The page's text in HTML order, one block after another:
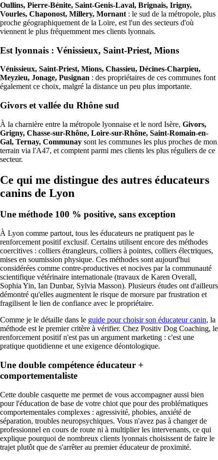
Oullins, Pierre-Bénite, Saint-Genis-Laval, Brignais, Irigny,
Vourles, Chaponost, Millery, Mornant : le sud de la métropole, plus
proche géographiquement de la Loire, est l'un des secteurs d'où
viennent le plus fréquemment mes clients lyonnais.
Est lyonnais : Vénissieux, Saint-Priest, Mions
Vénissieux, Saint-Priest, Mions, Chassieu, Décines-Charpieu,
Meyzieu, Jonage, Pusignan : des propriétaires de ces communes font
également ce choix, malgré la distance un peu plus importante.
Givors et vallée du Rhône sud
À la charnière entre la métropole lyonnaise et le nord Isère, Givors,
Grigny, Chasse-sur-Rhône, Loire-sur-Rhône, Saint-Romain-en-
Gal, Ternay, Communay sont les communes les plus proches de mon
terrain via l'A47, et comptent parmi mes clients les plus réguliers de ce
secteur.
Ce qui me distingue des autres éducateurs
canins de Lyon
Une méthode 100 % positive, sans exception
À Lyon comme partout, tous les éducateurs ne pratiquent pas le
renforcement positif exclusif. Certains utilisent encore des méthodes
coercitives : colliers étrangleurs, colliers à pointes, colliers électriques,
mises en soumission physique. Ces méthodes sont aujourd'hui
considérées comme contre-productives et nocives par la communauté
scientifique vétérinaire internationale (travaux de Karen Overall,
Sophia Yin, Ian Dunbar, Sylvia Masson). Plusieurs études ont d'ailleurs
démontré qu'elles augmentent le risque de morsure par frustration et
fragilisent le lien de confiance avec le propriétaire.
Comme je le détaille dans le guide pour choisir son éducateur canin, la
méthode est le premier critère à vérifier. Chez Positiv Dog Coaching, le
renforcement positif n'est pas un argument marketing : c'est une
pratique quotidienne et une exigence déontologique.
Une double compétence éducateur +
comportementaliste
Cette double casquette me permet de vous accompagner aussi bien
pour l'éducation de base de votre chiot que pour des problématiques
comportementales complexes : agressivité, phobies, anxiété de
séparation, troubles neuropsychiques. Vous n'avez pas à changer de
professionnel en cours de route ni à multiplier les intervenants, ce qui
explique pourquoi de nombreux clients lyonnais choisissent de faire le
trajet plutôt que de s'arrêter au premier éducateur de proximité.